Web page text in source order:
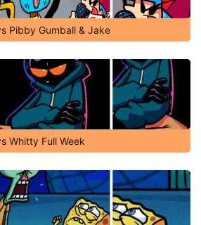
Pibby Gumball & Jake
Whitty Full Week